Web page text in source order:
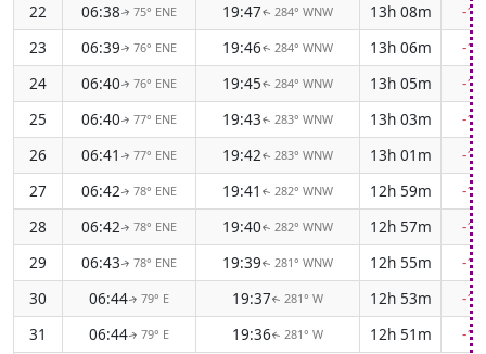
22
06:38↑ 75° ENE 19:47↑ 284° WNW 13h 08m
-
23
06:39↑ 76° ENE 19:46↑ 284° WNW 13h 06m
-
24
06:40↑ 76° ENE 19:45↑ 284° WNW 13h 05m
-
25
06:40↑ 77° ENE 19:43↑ 283° WNW 13h 03m
-
26
06:41 ↑ 77° ENE 19:42↑ 283° WNW 13h 01m
-
27
06:42↑ 78° ENE 19:41 ↑ 282° WNW 12h 59m
-
28
06:42↑ 78° ENE 19:40↑ 282° WNW 12h 57m
-
29
06:43↑ 78° ENE 19:39↑ 281° WNW 12h 55m
-
30
06:44↑ 79° E 19:37↑ 281° W 12h 53m
-
31
06:44↑ 79° E 19:36↑ 281° W 12h 51m -